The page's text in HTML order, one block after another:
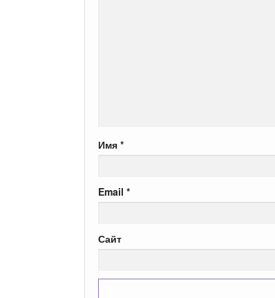
Имя *
Email *
Сайт